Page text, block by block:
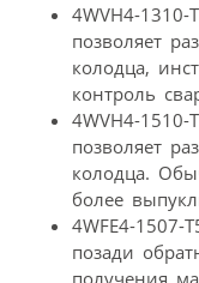
4WVH4-1310-
позволяет
колодца,
контроль
4WVH4-1510-
позволяет
колодца.
более
4WFE4-
позади
получения